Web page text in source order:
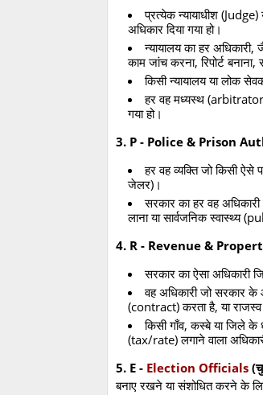
प्रत्येक न्यायाधीश (Judge)
अधिकार दिया गया हो।
न्यायालय का हर
काम जांच करना, रिपोर्ट
किसी न्यायालय या लोक
हर वह मध्यस्थ (arbitrator)
गया हो।
3. P - Police & Prison
हर वह व्यक्ति जो किसी
जेलर)।
सरकार का हर वह
लाना या सार्वजनिक स्वास्थ्य
4. R - Revenue & Property
सरकार का ऐसा अधिकारी
वह अधिकारी जो सरकार के
(contract) करता है, या
किसी गाँव, कस्बे या जिले के
(tax/rate) लगाने वाला
5. E - Election Officials
बनाए रखने या संशोधित करने के